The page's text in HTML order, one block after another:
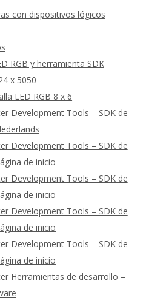
con dispositivos lógicos
RGB y herramienta SDK
x 5050
LED RGB 8 x 6
Development Tools – SDK de
Development Tools – SDK de
de inicio
Development Tools – SDK de
de inicio
Development Tools – SDK de
de inicio
Development Tools – SDK de
de inicio
Herramientas de desarrollo –